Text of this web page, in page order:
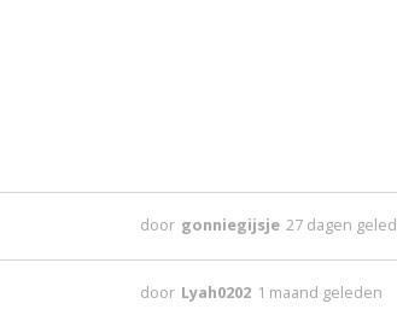
door gonniegijsje 27 dagen
door Lyah0202 1 maand geleden